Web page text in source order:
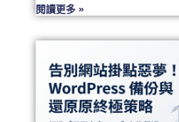
閱讀更多 »